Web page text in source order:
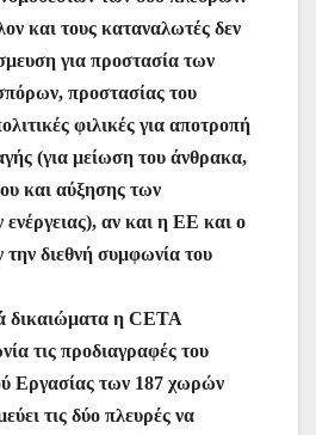
και τους καταναλωτές δεν
για προστασία των
προστασίας του
φιλικές για αποτροπή
(για μείωση του άνθρακα,
και αύξησης των
αν και η ΕΕ και ο
διεθνή συμφωνία του
δικαιώματα η CETA
τις προδιαγραφές του
Εργασίας των 187 χωρών
τις δύο πλευρές να